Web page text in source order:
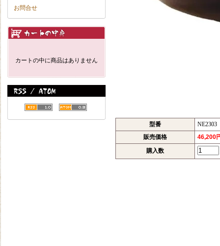
お問合せ
カートの中に商品はありません
型番
NE2303
販売価格
46,200
購入数